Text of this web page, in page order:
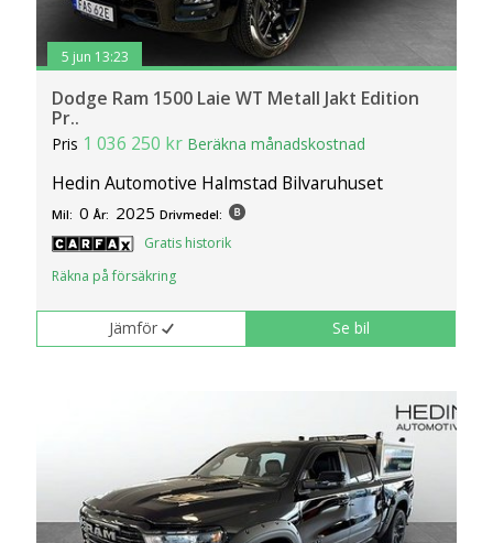
5 jun 13:23
Dodge Ram 1500 Laie WT Metall Jakt Edition
Pr..
Pris 1 036 250 kr Beräkna månadskostnad
Hedin Automotive Halmstad Bilvaruhuset
Mil: 0 År: 2025 Drivmedel:
Gratis historik
Räkna på försäkring
Jämför Se bil